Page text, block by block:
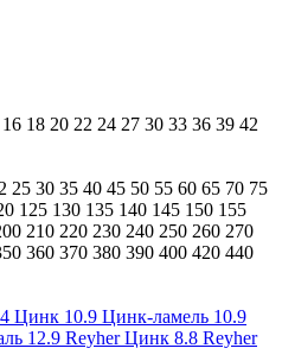
16 18 20 22 24 27 30 33 36 39 42
25 30 35 40 45 50 55 60 65 70 75
125 130 135 140 145 150 155
210 220 230 240 250 260 270
360 370 380 390 400 420 440
Цинк 10.9 Цинк-ламель 10.9
12.9 Reyher Цинк 8.8 Reyher